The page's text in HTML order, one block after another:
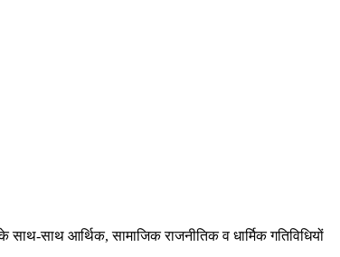
साथ आर्थिक, सामाजिक राजनीतिक व धार्मिक गतिविधियों